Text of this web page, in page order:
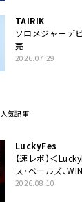
TAIRIK
ソロメジャーデ
売
2026.07.29
人気記事
LuckyFes
【速レポ】＜
ス・ベールズ、
臨。VTuber初出
2026.08.10